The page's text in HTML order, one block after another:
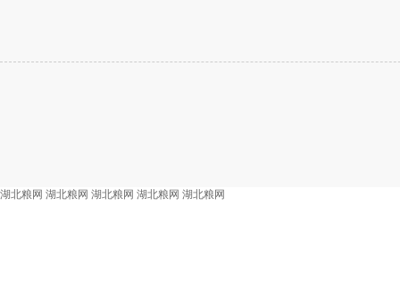
湖北粮网 湖北粮网 湖北粮网 湖北粮网 湖北粮网